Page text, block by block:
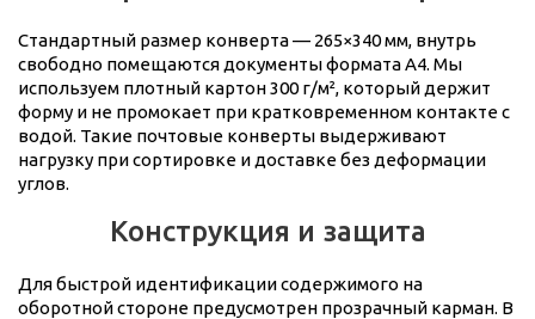
Стандартный размер конверта — 265×340 мм, внутрь
свободно помещаются документы формата А4. Мы
используем плотный картон 300 г/м², который держит
форму и не промокает при кратковременном контакте с
водой. Такие почтовые конверты выдерживают
нагрузку при сортировке и доставке без деформации
углов.
Конструкция и защита
Для быстрой идентификации содержимого на
оборотной стороне предусмотрен прозрачный карман. В